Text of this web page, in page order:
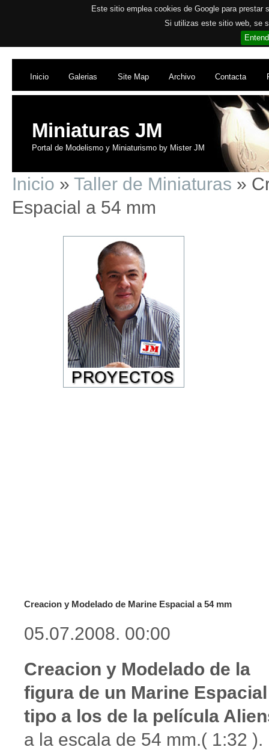
Este sitio emplea cookies de Google para
Si utilizas este sitio web, se
Inicio Galerias Site Map Archivo Contacta
Miniaturas JM
Portal de Modelismo y Miniaturismo by Mister JM
Inicio » Taller de Miniaturas »
Espacial a 54 mm
Creacion y Modelado de Marine Espacial a 54 mm
05.07.2008. 00:00
Creacion y Modelado de la
figura de un Marine Espacial
tipo a los de la película
a la escala de 54 mm.( 1:32 ).